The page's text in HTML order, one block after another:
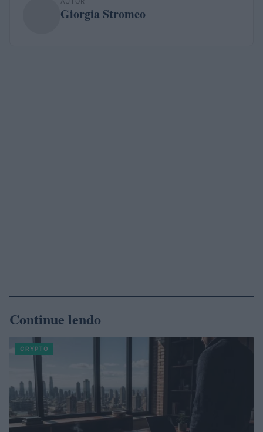
Giorgia Stromeo
Continue lendo
CRYPTO